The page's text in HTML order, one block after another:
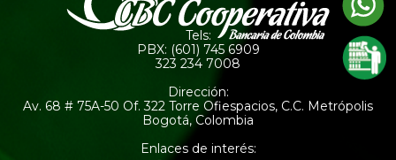
Tels:
PBX: (601) 745 6909
323 234 7008
Dirección:
Av. 68 # 75A-50 Of. 322 Torre Ofiespacios, C.C. Metrópolis
Bogotá, Colombia
Enlaces de interés: